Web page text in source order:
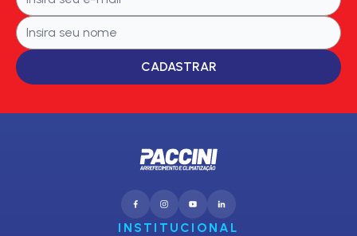
CADASTRAR
INSTITUCIONAL